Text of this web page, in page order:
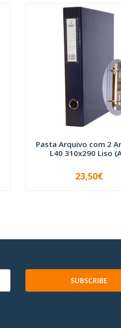
Pasta Arquivo com 2
L40 310x290 Liso
+
23,50€
SUBSCRIBE